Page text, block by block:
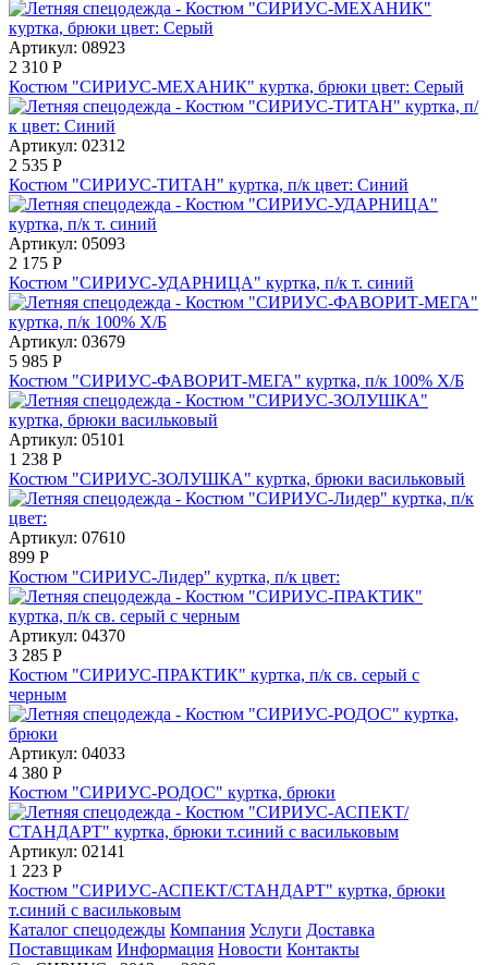
Артикул: 08923
2 310 Р
Костюм "СИРИУС-МЕХАНИК" куртка, брюки цвет: Серый
Артикул: 02312
2 535 Р
Костюм "СИРИУС-ТИТАН" куртка, п/к цвет: Синий
Артикул: 05093
2 175 Р
Костюм "СИРИУС-УДАРНИЦА" куртка, п/к т. синий
Артикул: 03679
5 985 Р
Костюм "СИРИУС-ФАВОРИТ-МЕГА" куртка, п/к 100% Х/Б
Артикул: 05101
1 238 Р
Костюм "СИРИУС-ЗОЛУШКА" куртка, брюки васильковый
Артикул: 07610
899 Р
Костюм "СИРИУС-Лидер" куртка, п/к цвет:
Артикул: 04370
3 285 Р
Костюм "СИРИУС-ПРАКТИК" куртка, п/к св. серый с
черным
Артикул: 04033
4 380 Р
Костюм "СИРИУС-РОДОС" куртка, брюки
Артикул: 02141
1 223 Р
Костюм "СИРИУС-АСПЕКТ/СТАНДАРТ" куртка, брюки
т.синий с васильковым
Каталог спецодежды Компания Услуги Доставка
Поставщикам Информация Новости Контакты